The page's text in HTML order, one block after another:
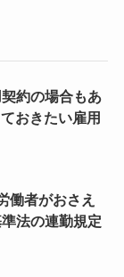
約の場合もあ
おきたい雇用
働者がおさえ
法の連勤規定